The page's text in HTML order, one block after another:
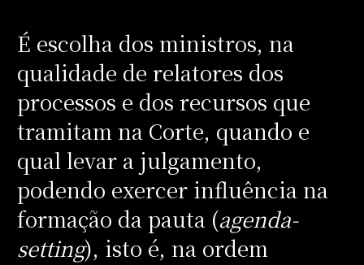
É escolha dos ministros, na
qualidade de relatores dos
processos e dos recursos que
tramitam na Corte, quando e
qual levar a julgamento,
podendo exercer influência na
formação da pauta (agenda-
setting), isto é, na ordem